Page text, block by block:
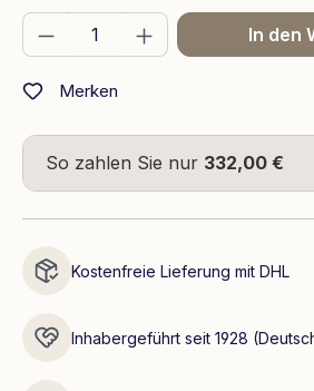
Produkt Anzahl: GibIn den
Merken
So zahlen Sie nur 332,00 €
Kostenfreie Lieferung mit DHL
Inhabergeführt seit 1928